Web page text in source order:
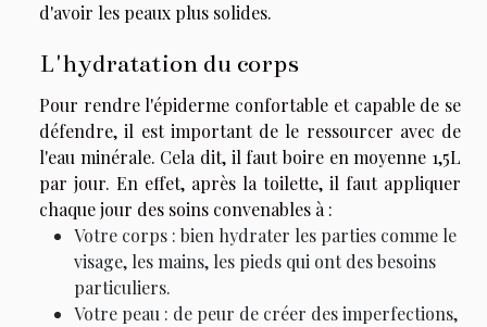
d'avoir les peaux plus solides.
L'hydratation du corps
Pour rendre l'épiderme confortable et capable de se
défendre, il est important de le ressourcer avec de
l'eau minérale. Cela dit, il faut boire en moyenne 1,5L
par jour. En effet, après la toilette, il faut appliquer
chaque jour des soins convenables à :
Votre corps : bien hydrater les parties comme le
visage, les mains, les pieds qui ont des besoins
particuliers.
Votre peau : de peur de créer des imperfections,